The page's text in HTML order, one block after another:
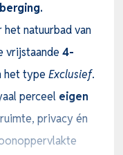
natuurbad van
vrijstaande 4-
het type Exclusief.
perceel eigen
privacy én